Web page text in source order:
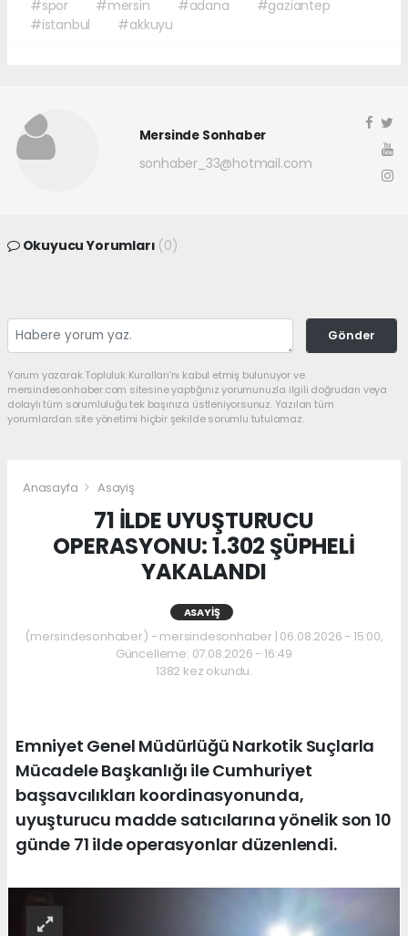
#spor #mersin #adana
#gaziantep
#istanbul
#akkuyu
Mersinde Sonhaber
sonhaber_33@hotmail.com
Okuyucu Yorumları (0)
Gönder
Yorum yazarak Topluluk Kuralları’nı kabul etmiş bulunuyor ve
mersindesonhaber.com sitesine yaptığınız yorumunuzla ilgili doğrudan veya
dolaylı tüm sorumluluğu tek başınıza üstleniyorsunuz. Yazılan tüm
yorumlardan site yönetimi hiçbir şekilde sorumlu tutulamaz.
Anasayfa Asayiş
71 İLDE UYUŞTURUCU
OPERASYONU: 1.302 ŞÜPHELİ
YAKALANDI
ASAYIŞ
(mersindesonhaber) - mersindesonhaber | 06.08.2026 - 15:00,
Güncelleme: 07.08.2026 - 16:49
1382 kez okundu.
Emniyet Genel Müdürlüğü Narkotik Suçlarla
Mücadele Başkanlığı ile Cumhuriyet
başsavcılıkları koordinasyonunda,
uyuşturucu madde satıcılarına yönelik son 10
günde 71 ilde operasyonlar düzenlendi.